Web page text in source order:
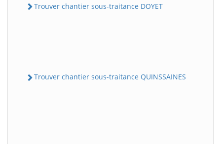
Trouver chantier sous-traitance DOYET
Trouver chantier sous-traitance QUINSSAINES